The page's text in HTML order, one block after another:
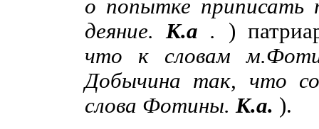
о попытке приписать
деяние.К.а . )
что к словам
Добычина так, что
слова Фотины.К.а. ).